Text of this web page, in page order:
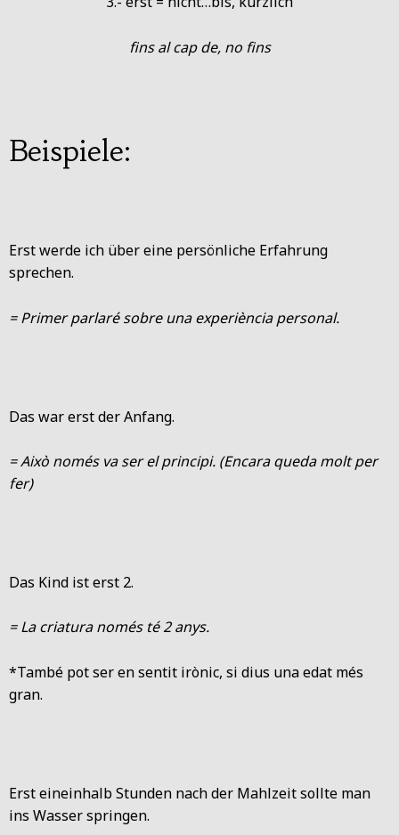
fins al cap de, no fins
Beispiele:
Erst werde ich über eine persönliche Erfahrung
sprechen.
= Primer parlaré sobre una experiència personal.
Das war erst der Anfang.
= Això només va ser el principi. (Encara queda molt per
fer)
Das Kind ist erst 2.
= La criatura només té 2 anys.
*També pot ser en sentit irònic, si dius una edat més
gran.
Erst eineinhalb Stunden nach der Mahlzeit sollte man
ins Wasser springen.